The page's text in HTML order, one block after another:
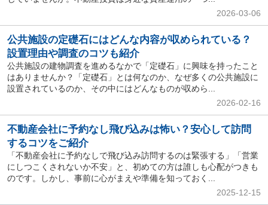
2026-03-06
公共施設の定礎石にはどんな内容が収められている？
設置理由や調査のコツも紹介
公共施設の建物調査を進めるなかで「定礎石」に興味を持ったこと
はありませんか？「定礎石」とは何なのか、なぜ多くの公共施設に
設置されているのか、その中にはどんなものが収めら...
2026-02-16
不動産会社に予約なし飛び込みは怖い？安心して訪問
するコツをご紹介
「不動産会社に予約なしで飛び込み訪問するのは緊張する」「営業
にしつこくされないか不安」と、初めての方は誰しも心配がつきも
のです。しかし、事前に心がまえや準備を知っておく...
2025-12-15